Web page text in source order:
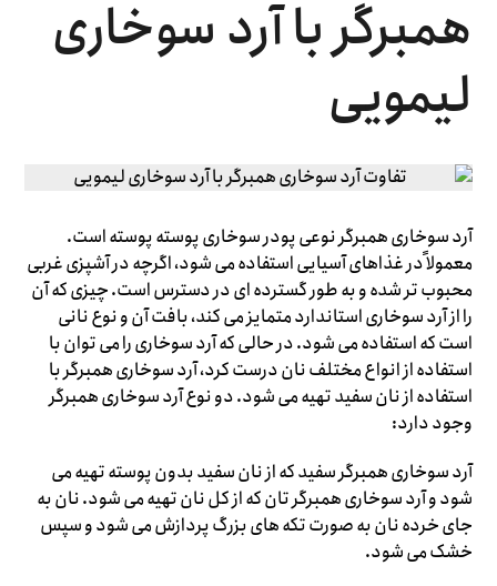
همبرگر با آرد سوخاری
لیمویی
آرد سوخاری همبرگر نوعی پودر سوخاری پوسته پوسته است.
معمولاً در غذاهای آسیایی استفاده می شود، اگرچه در آشپزی غربی
محبوب تر شده و به طور گسترده ای در دسترس است. چیزی که آن
را از آرد سوخاری استاندارد متمایز می کند، بافت آن و نوع نانی
است که استفاده می شود. در حالی که آرد سوخاری را می توان با
استفاده از انواع مختلف نان درست کرد، آرد سوخاری همبرگر با
استفاده از نان سفید تهیه می شود. دو نوع آرد سوخاری همبرگر
وجود دارد:
آرد سوخاری همبرگر سفید که از نان سفید بدون پوسته تهیه می
شود و آرد سوخاری همبرگر تان که از کل نان تهیه می شود. نان به
جای خرده نان به صورت تکه های بزرگ پردازش می شود و سپس
خشک می شود.